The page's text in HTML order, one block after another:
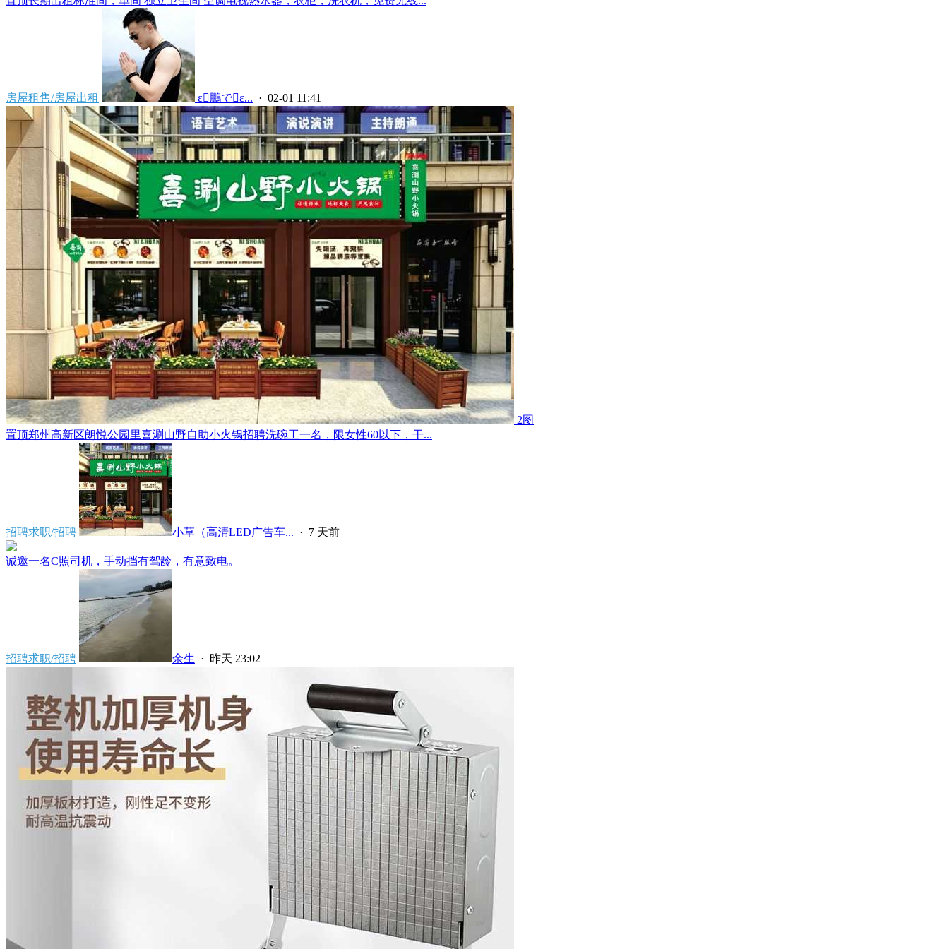
房屋租售/房屋出租  ε鵬でε... · 02-01 11:41
2图
置顶郑州高新区朗悦公园里喜涮山野自助小火锅招聘洗碗工一名，限女性60以下，干...
招聘求职/招聘 小草（高清LED广告车... · 7 天前
诚邀一名C照司机，手动挡有驾龄，有意致电。
招聘求职/招聘 余生 · 昨天 23:02